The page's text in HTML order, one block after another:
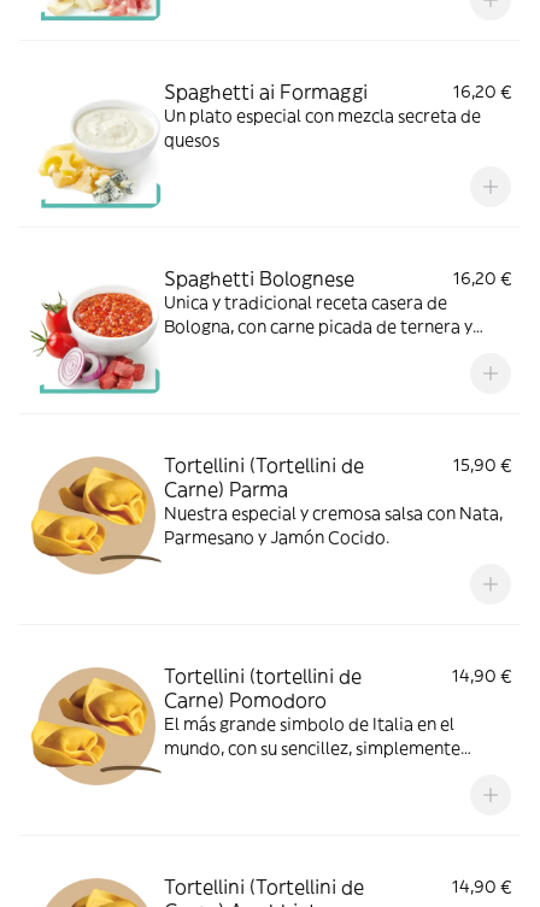
Spaghetti ai Formaggi
16,20 €
Un plato especial con mezcla secreta de
quesos
Spaghetti Bolognese
16,20 €
Unica y tradicional receta casera de
Bologna, con carne picada de ternera y
Tortellini (Tortellini de
Carne) Parma
15,90 €
Nuestra especial y cremosa salsa con Nata,
Parmesano y Jamón Cocido.
Tortellini (tortellini de
Carne) Pomodoro
14,90 €
El más grande simbolo de Italia en el
mundo, con su sencillez, simplemente
Tortellini (Tortellini de
14,90 €